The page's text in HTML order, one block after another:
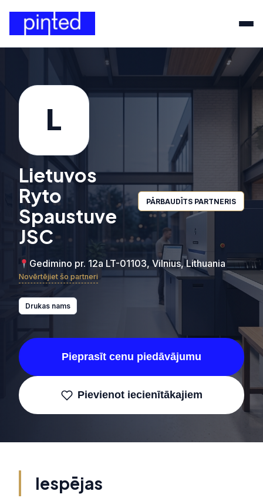
L
Lietuvos
Ryto
Spaustuve
JSC
PĀRBAUDĪTS PARTNERIS
Gedimino pr. 12a LT-01103, Vilnius, Lithuania
Novērtējiet šo partneri
Drukas nams
Pieprasīt cenu piedāvājumu
Pievienot iecienītākajiem
Iespējas